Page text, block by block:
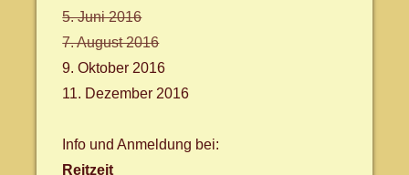
5. Juni 2016
7. August 2016
9. Oktober 2016
11. Dezember 2016
Info und Anmeldung bei:
Reitzeit